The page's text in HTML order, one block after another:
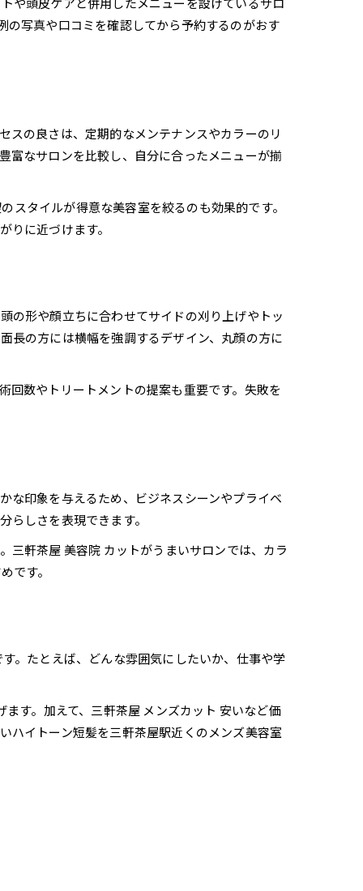
の写真や口コミを確認してから予約するのがおす
スの良さは、定期的なメンテナンスやカラーのリ
富なサロンを比較し、自分に合ったメニューが揃
スタイルが得意な美容室を絞るのも効果的です。
に近づけます。
の形や顔立ちに合わせてサイドの刈り上げやトッ
長の方には横幅を強調するデザイン、丸顔の方に
回数やトリートメントの提案も重要です。失敗を
な印象を与えるため、ビジネスシーンやプライベ
しさを表現できます。
三軒茶屋 美容院 カットがうまいサロンでは、カラ
です。
。たとえば、どんな雰囲気にしたいか、仕事や学
す。加えて、三軒茶屋 メンズカット 安いなど価
ハイトーン短髪を三軒茶屋駅近くのメンズ美容室